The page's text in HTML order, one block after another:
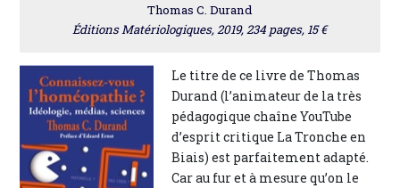
Thomas C. Durand
Éditions Matériologiques, 2019, 234 pages, 15 €
Le titre de ce livre de Thomas
Durand (l’animateur de la très
pédagogique chaîne YouTube
d’esprit critique La Tronche en
Biais) est parfaitement adapté.
Car au fur et à mesure qu’on le